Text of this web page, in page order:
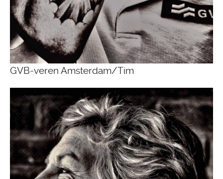
GVB-veren Amsterdam/Tim